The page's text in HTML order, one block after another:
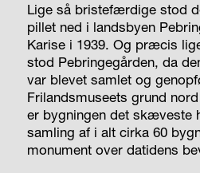
Lige så bristefærdige stod
pillet ned i landsbyen
Karise i 1939. Og præcis
stod Pebringe­gården, da
var blevet samlet og
Frilandsmuseets grund
er bygningen det skæveste
samling af i alt cirka 60
monument over datidens